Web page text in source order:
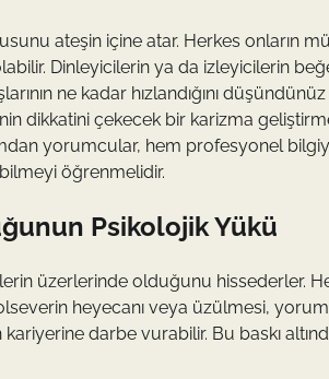
ateşin içine atar. Herkes onların
Dinleyicilerin ya da izleyicilerin
ne kadar hızlandığını
dikkatini çekecek bir karizma
yorumcular, hem profesyonel
öğrenmelidir.
Psikolojik Yükü
üzerlerinde olduğunu hissederler.
heyecanı veya üzülmesi,
darbe vurabilir. Bu baskı